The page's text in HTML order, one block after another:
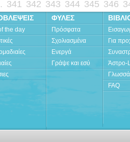
341 342 343 344 345 346
the day
ΦΥΛΕΣ
Πρόσφατα
Σχολιασμένα
Ενεργά
Γράψε και εσύ
Για
Άστρο-
FAQ